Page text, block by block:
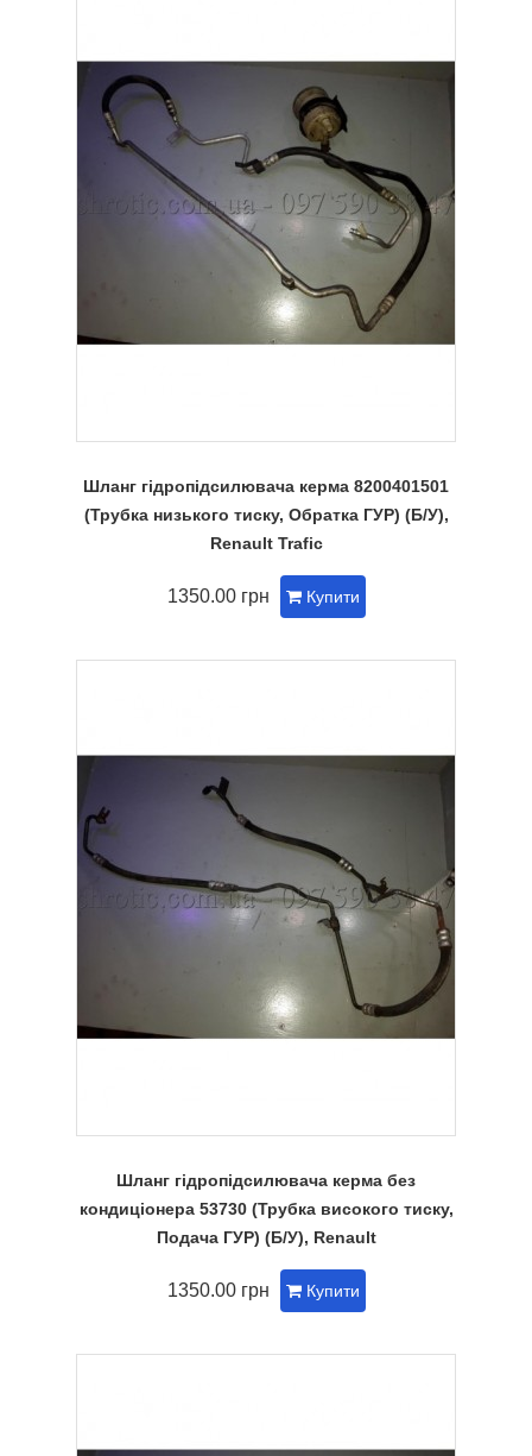
Шланг гідропідсилювача керма 8200401501
(Трубка низького тиску, Обратка ГУР) (Б/У),
Renault Trafic
1350.00 грн Купити
Шланг гідропідсилювача керма без
кондиціонера 53730 (Трубка високого тиску,
Подача ГУР) (Б/У), Renault
1350.00 грн Купити